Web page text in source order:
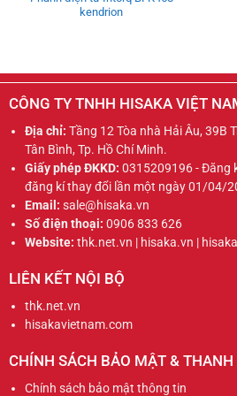
kendrion
CÔNG TY TNHH HISAKA VIỆT
Địa chỉ: Tầng 12 Tòa nhà Hải Âu, 39B
Tân Bình, Tp. Hồ Chí Minh.
Giấy phép ĐKKD: 0315209196 - Đăng
đăng kí thay đổi lần một ngày 01/04/
Email: sale@hisaka.vn
Số điện thoại: 0906 833 626
Website: thk.net.vn | hisaka.vn |
LIÊN KẾT NỘI BỘ
thk.net.vn
hisakavietnam.com
CHÍNH SÁCH BẢO MẬT & THANH
Chính sách bảo mật thông tin